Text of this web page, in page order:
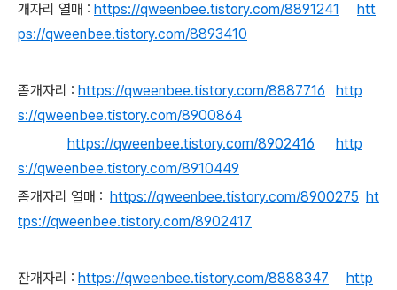
개자리 열매 : https://qweenbee.tistory.com/8891241
htt
ps://qweenbee.tistory.com/8893410
좀개자리 : https://qweenbee.tistory.com/8887716
http
s://qweenbee.tistory.com/8900864
https://qweenbee.tistory.com/8902416
http
s://qweenbee.tistory.com/8910449
좀개자리 열매 : https://qweenbee.tistory.com/8900275 ht
tps://qweenbee.tistory.com/8902417
잔개자리 : https://qweenbee.tistory.com/8888347
http